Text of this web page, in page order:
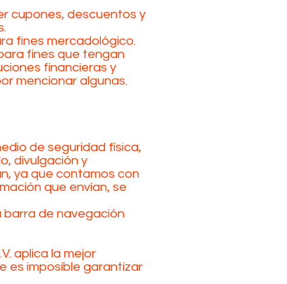
cupones, descuentos y
fines mercadológico.
fines que tengan
financieras y
mencionar algunas.
de seguridad física,
divulgación y
ya que contamos con
que envían, se
de navegación
aplica la mejor
es imposible garantizar